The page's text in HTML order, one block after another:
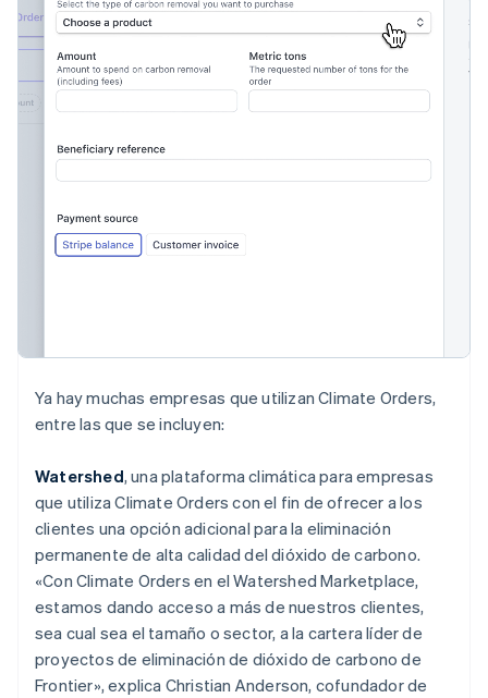
Ya hay muchas empresas que utilizan Climate Orders,
entre las que se incluyen:
Watershed, una plataforma climática para empresas
que utiliza Climate Orders con el fin de ofrecer a los
clientes una opción adicional para la eliminación
permanente de alta calidad del dióxido de carbono.
«Con Climate Orders en el Watershed Marketplace,
estamos dando acceso a más de nuestros clientes,
sea cual sea el tamaño o sector, a la cartera líder de
proyectos de eliminación de dióxido de carbono de
Frontier», explica Christian Anderson, cofundador de
Canadá
English Français
China continental
简体中文English
Chipre
EnglishItaliano
Dinamarca
Emiratos Árabes Unidos
English
España
Estados Unidos
EnglishEspañol简体中文
English
Finlandia
English Svenska
Francia
FrançaisEnglish
Gibraltar
English
Grecia
English
Hungría
English